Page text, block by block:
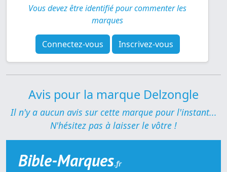
Vous devez être identifié pour commenter les
marques
Connectez-vous Inscrivez-vous
Avis pour la marque Delzongle
Il n'y a aucun avis sur cette marque pour l'instant...
N'hésitez pas à laisser le vôtre !
Bible-Marques.fr